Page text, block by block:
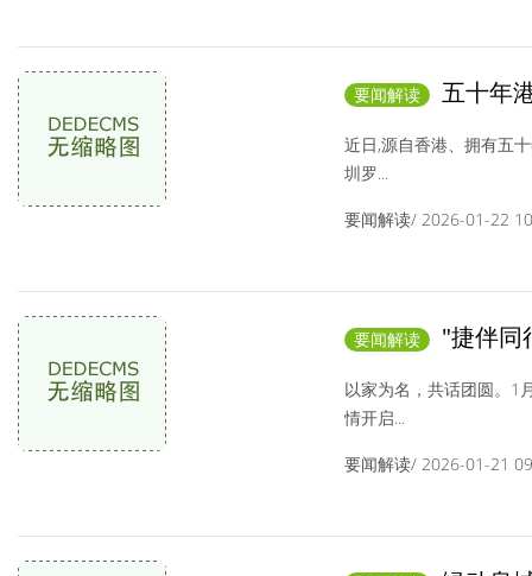
要闻解读
五十年
圳首店罗湖盛大
近日,源自香港、拥有五
圳罗...
要闻解读/ 2026-01-22
要闻解读
"捷伴同
启幕
以家为名，共话团圆。1
情开启...
要闻解读/ 2026-01-21